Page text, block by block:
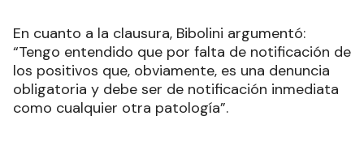
En cuanto a la clausura, Bibolini argumentó:
“Tengo entendido que por falta de notificación de
los positivos que, obviamente, es una denuncia
obligatoria y debe ser de notificación inmediata
como cualquier otra patología”.